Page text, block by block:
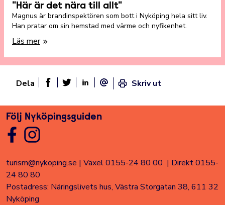
"Här är det nära till allt"
Magnus är brandinspektören som bott i Nyköping hela sitt liv.
Han pratar om sin hemstad med värme och nyfikenhet.
Läs mer
Dela
Dela sidan på Facebook
E-post
Skriv ut
Följ Nyköpingsguiden
turism@nykoping.se | Växel 0155-24 80 00 | Direkt 0155-
24 80 80
Postadress: Näringslivets hus, Västra Storgatan 38, 611 32
Nyköping